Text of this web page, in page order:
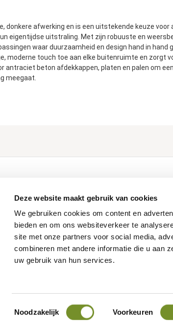
Deze website maakt gebruik van cookies
We gebruiken cookies om content en
bieden en om ons websiteverkeer te
site met onze partners voor social media,
combineren met andere informatie die u aan
uw gebruik van hun services.
Toestemmingsselectie
Noodzakelijk Voorkeuren
donkere afwerking en is een uitstekende keuze voor
eigentijdse uitstraling. Met zijn robuuste en
waar duurzaamheid en design hand in hand
moderne touch toe aan elke buitenruimte en zorgt
antraciet beton afdekkappen, platen en palen om
meegaat.
Catalogus
Algemene voorwaarden